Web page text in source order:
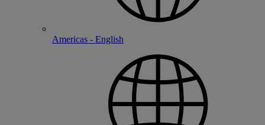
Americas - English